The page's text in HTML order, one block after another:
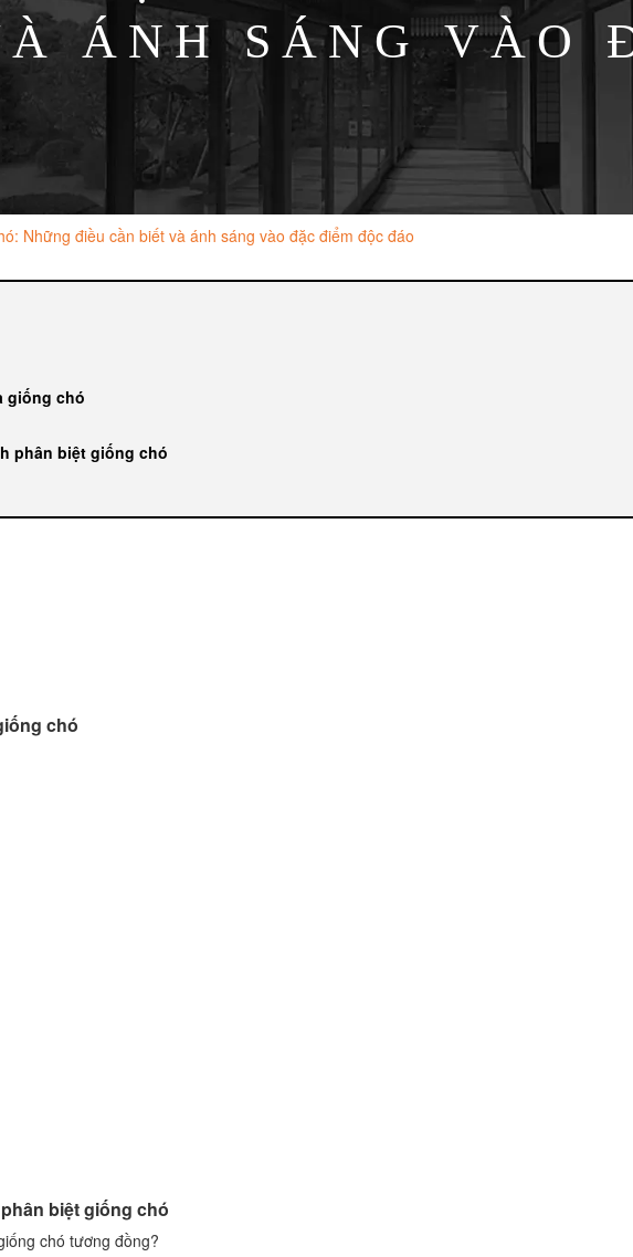
ÁNH SÁNG VÀO
ĐÁO
Những điều cần biết và ánh sáng vào đặc điểm độc đáo
giống chó
phân biệt giống chó
chó
biệt giống chó
chó tương đồng?